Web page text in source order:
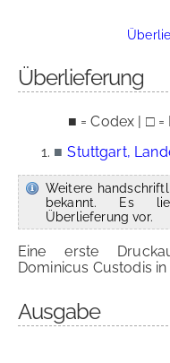
Überlieferung
■ = Codex | □
■ Stuttgart,
Weitere
bekannt. Es
Überlieferung vor.
Eine erste
Dominicus Custodis
Ausgabe